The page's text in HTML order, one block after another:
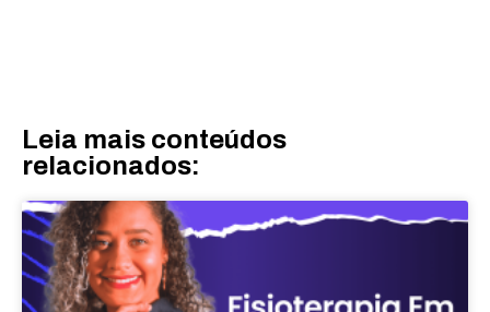
Leia mais conteúdos
relacionados: